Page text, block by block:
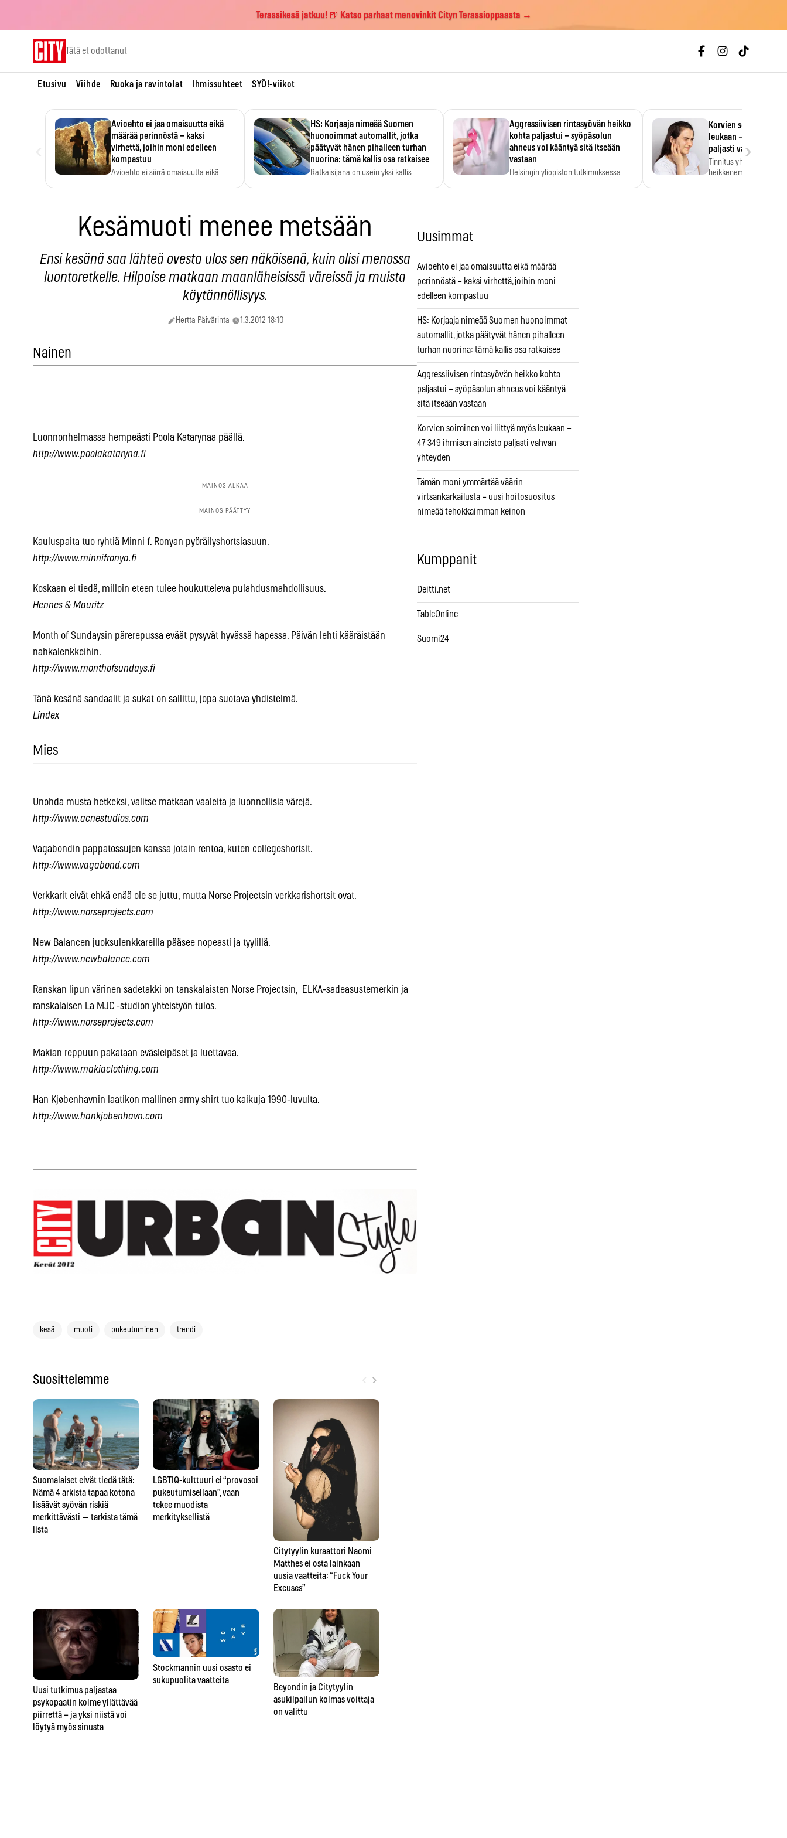
Terassikesä jatkuu! 🍺 Katso parhaat menovinkit Cityn Terassioppaasta →
Tätä et odottanut
Etusivu Viihde Ruoka ja ravintolat Ihmissuhteet SYÖ!-viikot
Avioehto ei jaa omaisuutta eikä
määrää perinnöstä – kaksi
virhettä, joihin moni edelleen
kompastuu
Avioehto ei siirrä omaisuutta eikä
HS: Korjaaja nimeää Suomen
huonoimmat automallit, jotka
päätyvät hänen pihalleen turhan
nuorina: tämä kallis osa ratkaisee
Ratkaisijana on usein yksi kallis
Aggressiivisen rintasyövän heikko
kohta paljastui – syöpäsolun
ahneus voi kääntyä sitä itseään
vastaan
Helsingin yliopiston tutkimuksessa
Korvien soiminen
leukaan – 47 349
paljasti vahvan
Tinnitus yhdistetään
heikkenemiseen.
›
Kesämuoti menee metsään
Ensi kesänä saa lähteä ovesta ulos sen näköisenä, kuin olisi menossa
luontoretkelle. Hilpaise matkaan maanläheisissä väreissä ja muista
käytännöllisyys.
Hertta Päivärinta 1.3.2012 18:10
Nainen
Luonnonhelmassa hempeästi Poola Katarynaa päällä.
http://www.poolakataryna.fi
Kauluspaita tuo ryhtiä Minni f. Ronyan pyöräilyshortsiasuun.
http://www.minnifronya.fi
Koskaan ei tiedä, milloin eteen tulee houkutteleva pulahdusmahdollisuus.
Hennes & Mauritz
Month of Sundaysin pärerepussa eväät pysyvät hyvässä hapessa. Päivän lehti kääräistään
nahkalenkkeihin.
http://www.monthofsundays.fi
Tänä kesänä sandaalit ja sukat on sallittu, jopa suotava yhdistelmä.
Lindex
Mies
Unohda musta hetkeksi, valitse matkaan vaaleita ja luonnollisia värejä.
http://www.acnestudios.com
Vagabondin pappatossujen kanssa jotain rentoa, kuten collegeshortsit.
http://www.vagabond.com
Verkkarit eivät ehkä enää ole se juttu, mutta Norse Projectsin verkkarishortsit ovat.
http://www.norseprojects.com
New Balancen juoksulenkkareilla pääsee nopeasti ja tyylillä.
http://www.newbalance.com
Ranskan lipun värinen sadetakki on tanskalaisten Norse Projectsin, ELKA-sadeasustemerkin ja
ranskalaisen La MJC -studion yhteistyön tulos.
http://www.norseprojects.com
Makian reppuun pakataan eväsleipäset ja luettavaa.
http://www.makiaclothing.com
Han Kjøbenhavnin laatikon mallinen army shirt tuo kaikuja 1990-luvulta.
http://www.hankjobenhavn.com
kesä muoti pukeutuminen trendi
Suosittelemme ›
Suomalaiset eivät tiedä tätä:
Nämä 4 arkista tapaa kotona
lisäävät syövän riskiä
merkittävästi — tarkista tämä
lista
Uusi tutkimus paljastaa
psykopaatin kolme yllättävää
piirrettä – ja yksi niistä voi
löytyä myös sinusta
LGBTIQ-kulttuuri ei “provosoi
pukeutumisellaan”, vaan
tekee muodista
merkityksellistä
Stockmannin uusi osasto ei
sukupuolita vaatteita
Citytyylin kuraattori Naomi
Matthes ei osta lainkaan
uusia vaatteita: “Fuck Your
Excuses”
Beyondin ja Citytyylin
asukilpailun kolmas voittaja
on valittu
Uusimmat
Avioehto ei jaa omaisuutta eikä määrää
perinnöstä – kaksi virhettä, joihin moni
edelleen kompastuu
HS: Korjaaja nimeää Suomen huonoimmat
automallit, jotka päätyvät hänen pihalleen
turhan nuorina: tämä kallis osa ratkaisee
Aggressiivisen rintasyövän heikko kohta
paljastui – syöpäsolun ahneus voi kääntyä
sitä itseään vastaan
Korvien soiminen voi liittyä myös leukaan –
47 349 ihmisen aineisto paljasti vahvan
yhteyden
Tämän moni ymmärtää väärin
virtsankarkailusta – uusi hoitosuositus
nimeää tehokkaimman keinon
Kumppanit
Deitti.net
TableOnline
Suomi24